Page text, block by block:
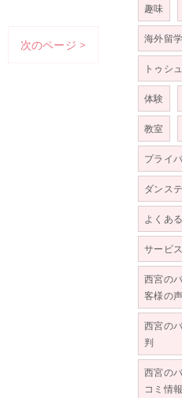
次のページ >
趣味
海外留学
トゥシ
体験
教室
プライ
ダンス
よくあ
サービス
西宮の
客様の声
西宮の
判
西宮の
コミ情報